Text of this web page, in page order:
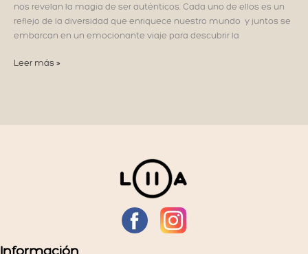
nos revelan la magia de ser auténticos. Cada uno de ellos es un
reflejo de la diversidad que enriquece nuestro mundo y juntos se
embarcan en un emocionante viaje para descubrir la
DESCUBRE
Leer más »
Información